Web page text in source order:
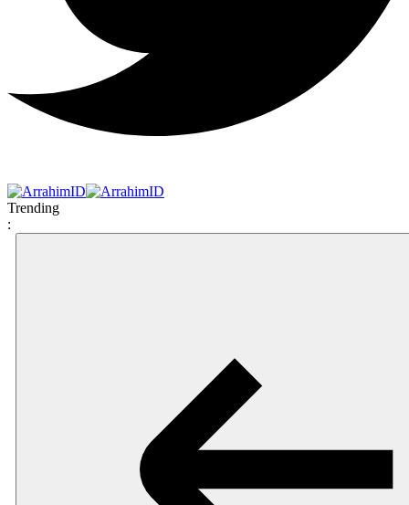
Trending
: